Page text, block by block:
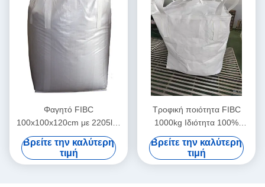
Φαγητό FIBC
100x100x120cm με 2205lbs
χωρητικότητα
Βρείτε την καλύτερη
τιμή
Τροφική ποιότητα FIBC
1000kg Ιδιότητα 100%
παρθένου πολυπροπυλενίου
Βρείτε την καλύτερη
τιμή